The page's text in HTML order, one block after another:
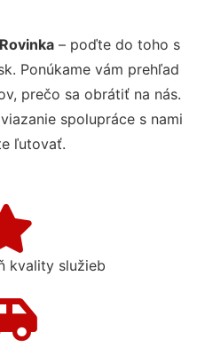
– poďte do toho s
Ponúkame vám prehľad
prečo sa obrátiť na nás.
spolupráce s nami
ľutovať.
kvality služieb